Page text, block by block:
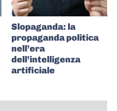
Slopaganda: la
propaganda politica
nell’era
dell’intelligenza
artificiale